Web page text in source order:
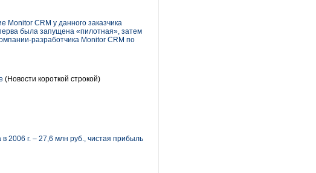
CRM у данного заказчика
была запущена «пилотная», затем
разработчика Monitor CRM по
(Новости короткой строкой)
г. – 27,6 млн руб., чистая прибыль